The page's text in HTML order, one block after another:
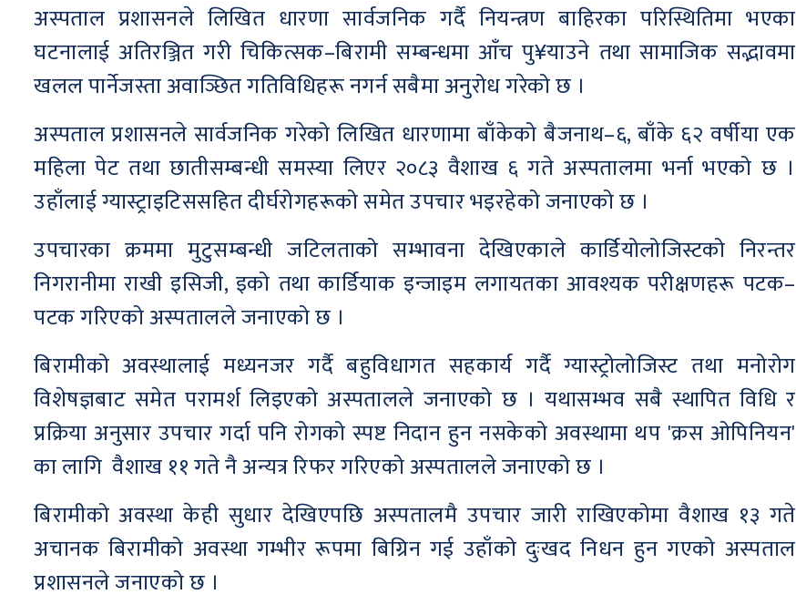
अस्पताल प्रशासनले लिखित धारणा सार्वजनिक गर्दै नियन्त्रण बाहिरका परिस्थितिमा भएका
घटनालाई अतिरञ्जित गरी चिकित्सक–बिरामी सम्बन्धमा आँच पु¥याउने तथा सामाजिक सद्भावमा
खलल पार्नेजस्ता अवाञ्छित गतिविधिहरू नगर्न सबैमा अनुरोध गरेको छ ।
अस्पताल प्रशासनले सार्वजनिक गरेको लिखित धारणामा बाँकेको बैजनाथ–६, बाँके ६२ वर्षीया एक
महिला पेट तथा छातीसम्बन्धी समस्या लिएर २०८३ वैशाख ६ गते अस्पतालमा भर्ना भएको छ ।
उहाँलाई ग्यास्ट्राइटिससहित दीर्घरोगहरूको समेत उपचार भइरहेको जनाएको छ ।
उपचारका क्रममा मुटुसम्बन्धी जटिलताको सम्भावना देखिएकाले कार्डियोलोजिस्टको निरन्तर
निगरानीमा राखी इसिजी, इको तथा कार्डियाक इन्जाइम लगायतका आवश्यक परीक्षणहरू पटक–
पटक गरिएको अस्पतालले जनाएको छ ।
बिरामीको अवस्थालाई मध्यनजर गर्दै बहुविधागत सहकार्य गर्दै ग्यास्ट्रोलोजिस्ट तथा मनोरोग
विशेषज्ञबाट समेत परामर्श लिइएको अस्पतालले जनाएको छ । यथासम्भव सबै स्थापित विधि र
प्रक्रिया अनुसार उपचार गर्दा पनि रोगको स्पष्ट निदान हुन नसकेको अवस्थामा थप 'क्रस ओपिनियन'
का लागि वैशाख ११ गते नै अन्यत्र रिफर गरिएको अस्पतालले जनाएको छ ।
बिरामीको अवस्था केही सुधार देखिएपछि अस्पतालमै उपचार जारी राखिएकोमा वैशाख १३ गते
अचानक बिरामीको अवस्था गम्भीर रूपमा बिग्रिन गई उहाँको दुःखद निधन हुन गएको अस्पताल
प्रशासनले जनाएको छ ।